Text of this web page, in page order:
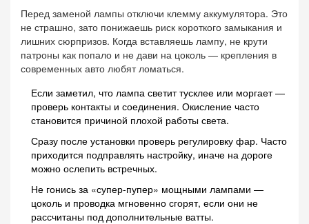
Перед заменой лампы отключи клемму аккумулятора. Это
не страшно, зато понижаешь риск короткого замыкания и
лишних сюрпризов. Когда вставляешь лампу, не крути
патроны как попало и не дави на цоколь — крепления в
современных авто любят ломаться.
Если заметил, что лампа светит тусклее или моргает —
проверь контакты и соединения. Окисление часто
становится причиной плохой работы света.
Сразу после установки проверь регулировку фар. Часто
приходится подправлять настройку, иначе на дороге
можно ослепить встречных.
Не гонись за «супер-пупер» мощными лампами —
цоколь и проводка мгновенно сгорят, если они не
рассчитаны под дополнительные ватты.